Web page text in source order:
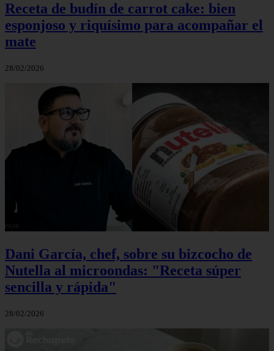
Receta de budín de carrot cake: bien
esponjoso y riquísimo para acompañar el
mate
28/02/2026
Dani García, chef, sobre su bizcocho de
Nutella al microondas: "Receta súper
sencilla y rápida"
28/02/2026